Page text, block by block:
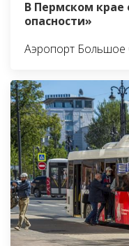
В Пермском
опасности»
Аэропорт Большое